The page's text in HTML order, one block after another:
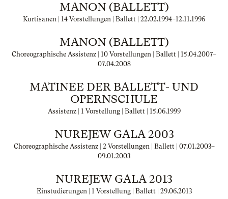
MANON (BALLETT)
Kurtisanen | 14 Vorstellungen | Ballett | 22.02.1994–12.11.1996
MANON (BALLETT)
Choreographische Assistenz | 10 Vorstellungen | Ballett | 15.04.2007–
07.04.2008
MATINEE DER BALLETT- UND
OPERNSCHULE
Assistenz | 1 Vorstellung | Ballett | 15.06.1999
NUREJEW GALA 2003
Choreographische Assistenz | 2 Vorstellungen | Ballett | 07.01.2003–
09.01.2003
NUREJEW GALA 2013
Einstudierungen | 1 Vorstellung | Ballett | 29.06.2013